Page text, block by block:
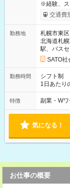
※経験、ス
とができます。 ◇月92，000円 （時給1
4日勤務
交通費
勤務地
札幌市東区
北海道札
駅、バスセ
SATO社
勤務時間
シフト制
1日あたり
5～8時間
で選択可。途中変更可。 ＜
分） 10：
等
特徴 副業・W
気になる！
お仕事の概要